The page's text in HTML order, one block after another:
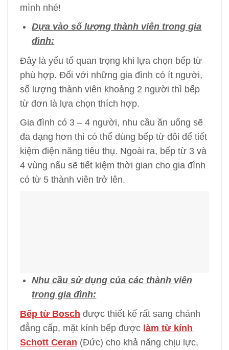
mình nhé!
Dựa vào số lượng thành viên trong gia
đình:
Đây là yếu tố quan trọng khi lựa chọn bếp từ
phù hợp. Đối với những gia đình có ít người,
số lượng thành viên khoảng 2 người thì bếp
từ đơn là lựa chọn thích hợp.
Gia đình có 3 – 4 người, nhu cầu ăn uống sẽ
đa dạng hơn thì có thể dùng bếp từ đôi để tiết
kiệm điện năng tiêu thụ. Ngoài ra, bếp từ 3 và
4 vùng nấu sẽ tiết kiệm thời gian cho gia đình
có từ 5 thành viên trở lên.
Nhu cầu sử dụng của các thành viên
trong gia đình:
Bếp từ Bosch được thiết kế rất sang chảnh
đẳng cấp, mặt kính bếp được làm từ kính
Schott Ceran (Đức) cho khả năng chịu lực,